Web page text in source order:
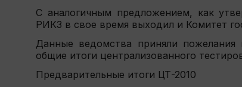
С аналогичным предложением, как
РИКЗ в свое время выходил и Комитет
Данные ведомства приняли
общие итоги централизованного
Предварительные итоги ЦТ-2010